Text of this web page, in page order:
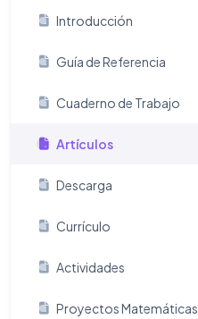
Introducción
Guía de Referencia
Cuaderno de Trabajo
Artículos
Descarga
Currículo
Actividades
Proyectos Matemáticas